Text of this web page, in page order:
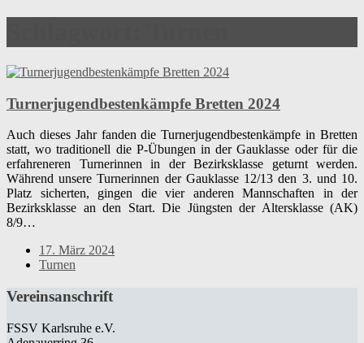
Turnerjugendbestenkämpfe Bretten 2024
Auch dieses Jahr fanden die Turnerjugendbestenkämpfe in Bretten
statt, wo traditionell die P-Übungen in der Gauklasse oder für die
erfahreneren Turnerinnen in der Bezirksklasse geturnt werden.
Während unsere Turnerinnen der Gauklasse 12/13 den 3. und 10.
Platz sicherten, gingen die vier anderen Mannschaften in der
Bezirksklasse an den Start. Die Jüngsten der Altersklasse (AK)
8/9…
17. März 2024
Turnen
Vereinsanschrift
FSSV Karlsruhe e.V.